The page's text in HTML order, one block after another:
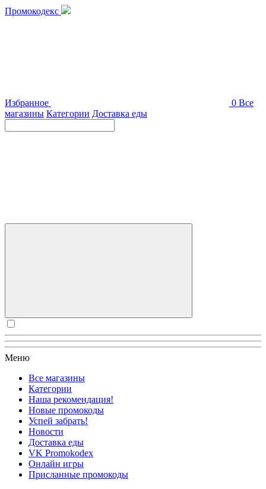
Промокодекс
Избранное 0 Все
магазины Категории Доставка еды
Меню
Все магазины
Категории
Наша рекомендация!
Новые промокоды
Успей забрать!
Новости
Доставка еды
VK Promokodex
Онлайн игры
Присланные промокоды